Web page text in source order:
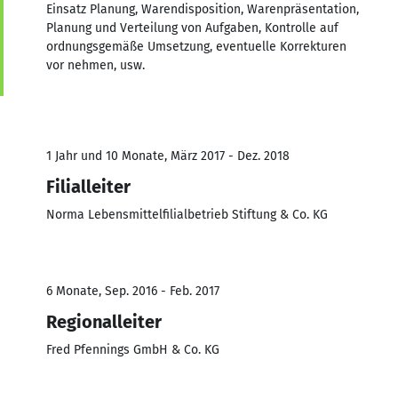
Einsatz Planung, Warendisposition, Warenpräsentation,
Planung und Verteilung von Aufgaben, Kontrolle auf
ordnungsgemäße Umsetzung, eventuelle Korrekturen
vor nehmen, usw.
1 Jahr und 10 Monate, März 2017 - Dez. 2018
Filialleiter
Norma Lebensmittelfilialbetrieb Stiftung & Co. KG
6 Monate, Sep. 2016 - Feb. 2017
Regionalleiter
Fred Pfennings GmbH & Co. KG